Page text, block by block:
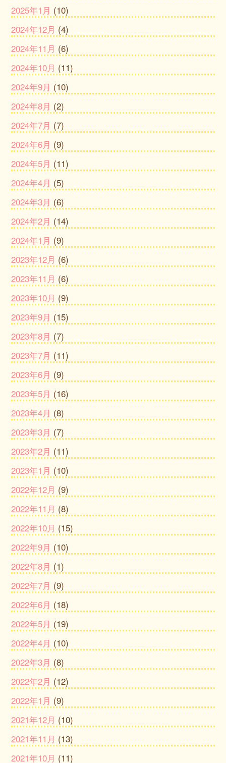
2025年1月 (10)
2024年12月 (4)
2024年11月 (6)
2024年10月 (11)
2024年9月 (10)
2024年8月 (2)
2024年7月 (7)
2024年6月 (9)
2024年5月 (11)
2024年4月 (5)
2024年3月 (6)
2024年2月 (14)
2024年1月 (9)
2023年12月 (6)
2023年11月 (6)
2023年10月 (9)
2023年9月 (15)
2023年8月 (7)
2023年7月 (11)
2023年6月 (9)
2023年5月 (16)
2023年4月 (8)
2023年3月 (7)
2023年2月 (11)
2023年1月 (10)
2022年12月 (9)
2022年11月 (8)
2022年10月 (15)
2022年9月 (10)
2022年8月 (1)
2022年7月 (9)
2022年6月 (18)
2022年5月 (19)
2022年4月 (10)
2022年3月 (8)
2022年2月 (12)
2022年1月 (9)
2021年12月 (10)
2021年11月 (13)
2021年10月 (11)